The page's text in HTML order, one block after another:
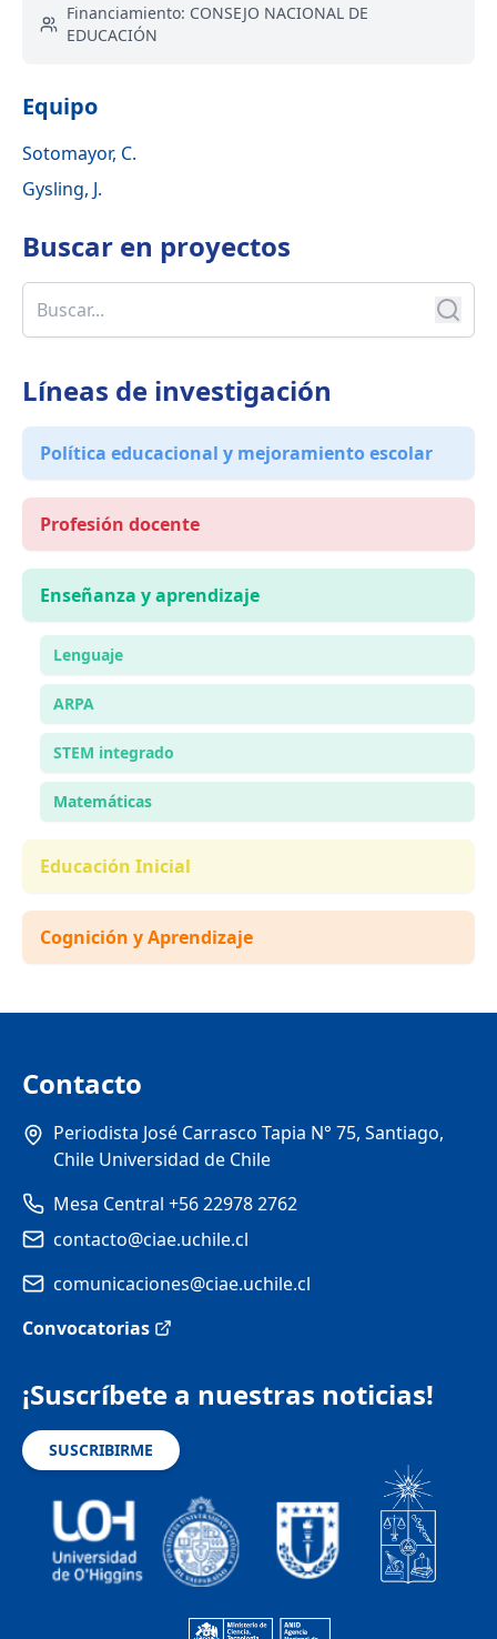
Financiamiento: CONSEJO NACIONAL DE
EDUCACIÓN
Equipo
Sotomayor, C.
Gysling, J.
Buscar en proyectos
Líneas de investigación
Política educacional y mejoramiento escolar
Profesión docente
Enseñanza y aprendizaje
Lenguaje
ARPA
STEM integrado
Matemáticas
Educación Inicial
Cognición y Aprendizaje
Contacto
Periodista José Carrasco Tapia N° 75, Santiago,
Chile Universidad de Chile
Mesa Central +56 22978 2762
contacto@ciae.uchile.cl
comunicaciones@ciae.uchile.cl
Convocatorias
¡Suscríbete a nuestras noticias!
SUSCRIBIRME